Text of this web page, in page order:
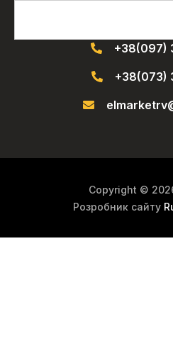
+38(097)
+38(073)
Copyright ©
Розробник сайту